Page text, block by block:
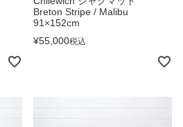
Breton Stripe / Malibu
91×152cm
¥55,000税込